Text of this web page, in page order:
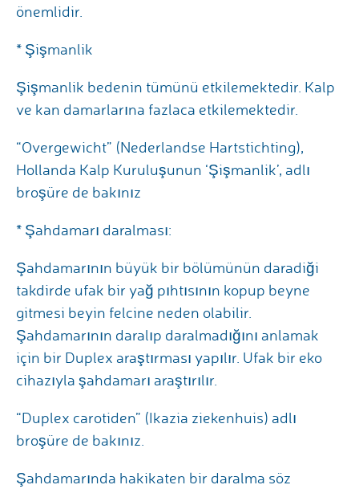
önemlidir.
* Şişmanlik
Şişmanlik bedenin tümünü etkilemektedir. Kalp
ve kan damarlarına fazlaca etkilemektedir.
“Overgewicht” (Nederlandse Hartstichting),
Hollanda Kalp Kuruluşunun ‘Şişmanlik’, adlı
broşüre de bakınız
* Şahdamarı daralması:
Şahdamarının büyük bir bölümünün daradiği
takdirde ufak bir yağ pıhtısının kopup beyne
gitmesi beyin felcine neden olabilir.
Şahdamarının daralıp daralmadığını anlamak
için bir Duplex araştırması yapılır. Ufak bir eko
cihazıyla şahdamarı araştırılır.
“Duplex carotiden” (Ikazia ziekenhuis) adlı
broşüre de bakınız.
Şahdamarında hakikaten bir daralma söz